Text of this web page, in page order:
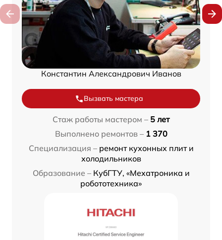
Константин Александрович Иванов
Вызвать мастера
Стаж работы мастером – 5 лет
Выполнено ремонтов – 1 370
Специализация – ремонт кухонных плит и
холодильников
Образование – КубГТУ, «Мехатроника и
робототехника»